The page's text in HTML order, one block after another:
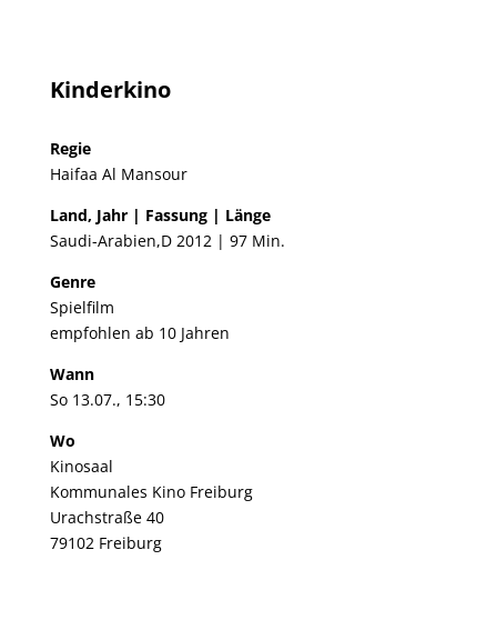
Kinderkino
Regie
Haifaa Al Mansour
Land, Jahr | Fassung | Länge
Saudi-Arabien,D 2012 | 97 Min.
Genre
Spielfilm
empfohlen ab 10 Jahren
Wann
So 13.07., 15:30
Wo
Kinosaal
Kommunales Kino Freiburg
Urachstraße 40
79102 Freiburg